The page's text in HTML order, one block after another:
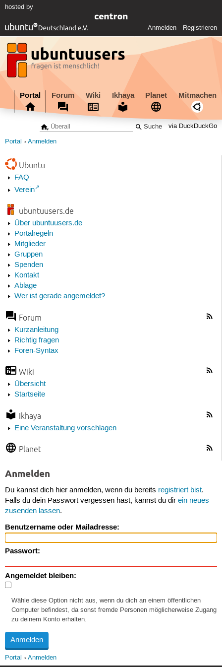
hosted by
Anmelden Registrieren
Portal Forum Wiki Ikhaya Planet Mitmachen
via DuckDuckGo
Portal Anmelden
Ubuntu
FAQ
Verein
ubuntuusers.de
Über ubuntuusers.de
Portalregeln
Mitglieder
Gruppen
Spenden
Kontakt
Ablage
Wer ist gerade angemeldet?
Forum
Kurzanleitung
Richtig fragen
Foren-Syntax
Wiki
Übersicht
Startseite
Ikhaya
Eine Veranstaltung vorschlagen
Planet
Anmelden
Du kannst dich hier anmelden, wenn du bereits registriert bist.
Falls du dein Passwort vergessen hast, kannst du dir ein neues
zusenden lassen.
Benutzername oder Mailadresse:
Passwort:
Angemeldet bleiben:
Wähle diese Option nicht aus, wenn du dich an einem öffentlichen
Computer befindest, da sonst fremde Personen möglicherweise Zugang
zu deinem Konto erhalten.
Portal Anmelden